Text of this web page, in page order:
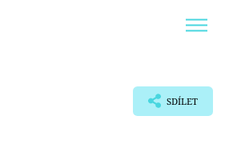
SDÍLET